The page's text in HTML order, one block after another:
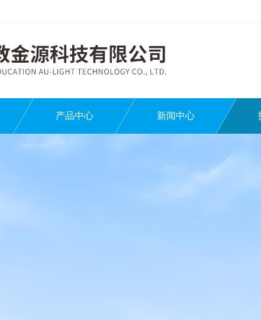
产品中心 新闻中心